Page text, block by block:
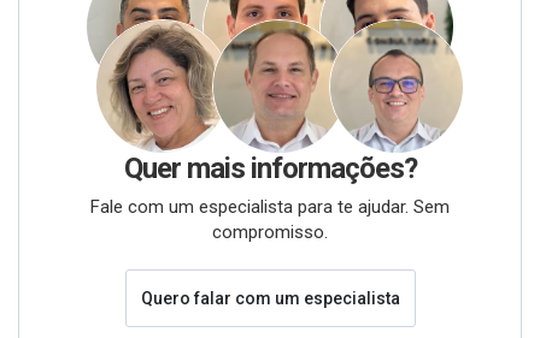
Quer mais informações?
Fale com um especialista para te ajudar. Sem
compromisso.
Quero falar com um especialista